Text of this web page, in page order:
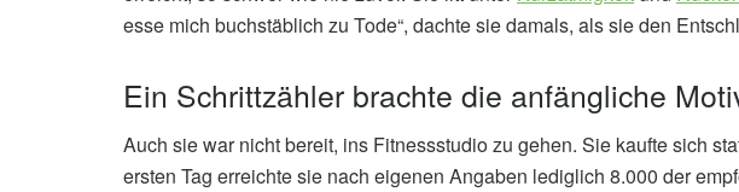
esse mich buchstäblich zu Tode“, dachte sie damals, als sie den
Ein Schrittzähler brachte die anfängliche
Auch sie war nicht bereit, ins Fitnessstudio zu gehen. Sie kaufte sich
ersten Tag erreichte sie nach eigenen Angaben lediglich 8.000 der